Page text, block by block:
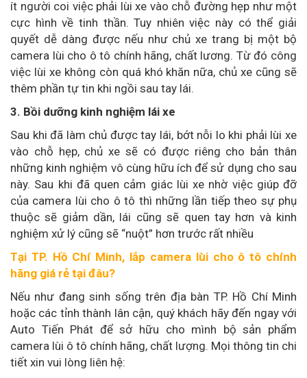
ít người coi việc phải lùi xe vào chỗ đường hẹp như một
cực hình về tinh thần. Tuy nhiên việc này có thể giải
quyết dễ dàng được nếu như chủ xe trang bị một bộ
camera lùi cho ô tô chính hãng, chất lương. Từ đó công
việc lùi xe không còn quá khó khăn nữa, chủ xe cũng sẽ
thêm phần tự tin khi ngồi sau tay lái.
3. Bồi dưỡng kinh nghiệm lái xe
Sau khi đã làm chủ được tay lái, bớt nỗi lo khi phải lùi xe
vào chỗ hẹp, chủ xe sẽ có được riêng cho bản thân
những kinh nghiệm vô cùng hữu ích để sử dụng cho sau
này. Sau khi đã quen cảm giác lùi xe nhờ việc giúp đỡ
của camera lùi cho ô tô thì những lần tiếp theo sự phụ
thuộc sẽ giảm dần, lái cũng sẽ quen tay hơn và kinh
nghiệm xử lý cũng sẽ “nuột” hơn trước rất nhiều
Tại TP. Hồ Chí Minh, lắp camera lùi cho ô tô chính
hãng giá rẻ tại đâu?
Nếu như đang sinh sống trên địa bàn TP. Hồ Chí Minh
hoặc các tỉnh thành lân cận, quý khách hãy đến ngay với
Auto Tiến Phát để sở hữu cho mình bộ sản phẩm
camera lùi ô tô chính hãng, chất lượng. Mọi thông tin chi
tiết xin vui lòng liên hệ: